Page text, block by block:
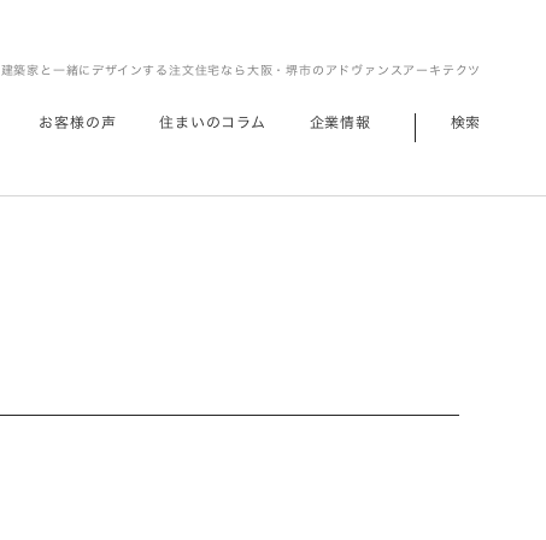
建築家と一緒にデザインする注文住宅なら大阪・堺市のアドヴァンスアーキテクツ
お客様の声 住まいのコラム 企業情報 検索